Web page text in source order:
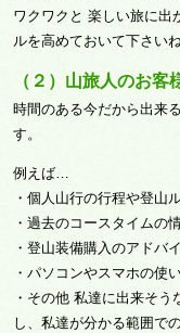
ワクワクと 楽しい旅に出
ルを高めておいて下さいね
（２）山旅人のお客
時間のある今だから出来
す。
例えば…
・個人山行の行程や登山
・過去のコースタイムの
・登山装備購入のアドバ
・パソコンやスマホの使
・その他 私達に出来そ
し、私達が分かる範囲で